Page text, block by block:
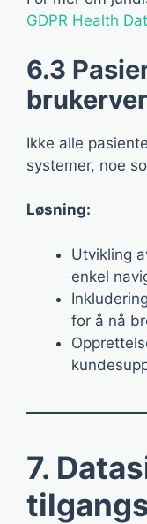
GDPR Health
6.3
Ikke alle
systemer, noe
Løsning:
Utvikling
enkel
for å nå
7.